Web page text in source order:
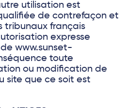
utilisation est
de contrefaçon et
tribunaux français
expresse
www.sunset-
toute
ou modification de
site que ce soit est